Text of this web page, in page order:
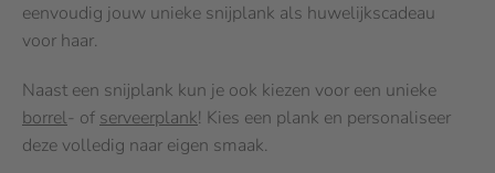
eenvoudig jouw unieke snijplank als huwelijkscadeau
voor haar.
Naast een snijplank kun je ook kiezen voor een unieke
borrel- of serveerplank! Kies een plank en personaliseer
deze volledig naar eigen smaak.